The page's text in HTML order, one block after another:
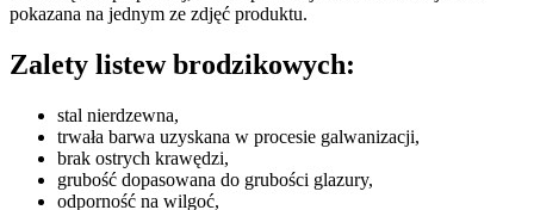
pokazana na jednym ze zdjęć produktu.
Zalety listew brodzikowych:
stal nierdzewna,
trwała barwa uzyskana w procesie galwanizacji,
brak ostrych krawędzi,
grubość dopasowana do grubości glazury,
odporność na wilgoć,